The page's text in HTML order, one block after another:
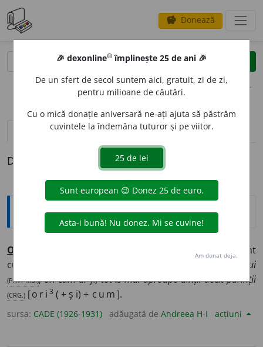
savings Donează
clear
opțiuni
definiții (1)
Definiția cu ID-ul 1377567:
Explicative DEX
O
Cum vrei, cum o fi, indiferent
cum:
va avea și pedeapsă, ori-cum va fi voia judecătoriului
(PRV.-MB.);ori-cum ar fi, tot îs mai aproape dinții decît părinții
(CRG.) [ori 3 ( + ș i) + cum].
sursa: CADE (1926-1931) adăugată de Andreea H-I acțiuni
🎉 dexonline® împlinește 25 de ani 🎉
De un sfert de secol suntem aici, gratuit, zi de zi,
pentru milioane de căutări.
Cu o mică donație aniversară ne-ați ajuta să păstrăm
cuvintele la îndemâna tuturor și pe viitor.
Am donat deja.